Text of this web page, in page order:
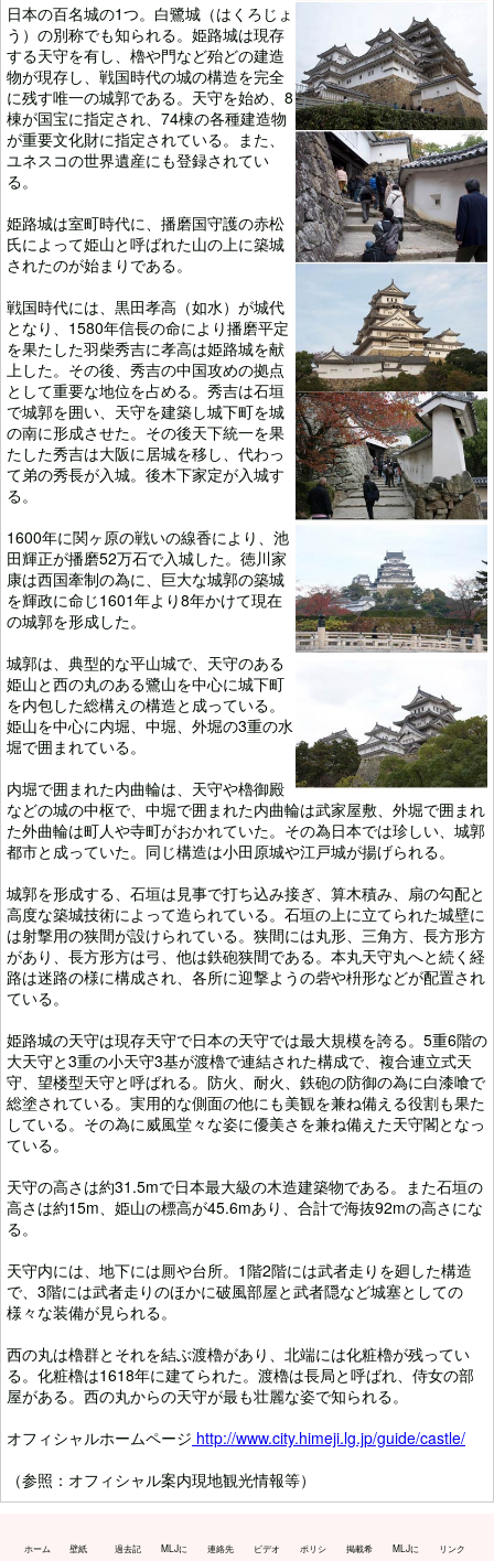
日本の百名城の1つ。白鷺城（はくろじょ
う）の別称でも知られる。姫路城は現存
する天守を有し、櫓や門など殆どの建造
物が現存し、戦国時代の城の構造を完全
に残す唯一の城郭である。天守を始め、8
棟が国宝に指定され、74棟の各種建造物
が重要文化財に指定されている。また、
ユネスコの世界遺産にも登録されてい
る。
姫路城は室町時代に、播磨国守護の赤松
氏によって姫山と呼ばれた山の上に築城
されたのが始まりである。
戦国時代には、黒田孝高（如水）が城代
となり、1580年信長の命により播磨平定
を果たした羽柴秀吉に孝高は姫路城を献
上した。その後、秀吉の中国攻めの拠点
として重要な地位を占める。秀吉は石垣
で城郭を囲い、天守を建築し城下町を城
の南に形成させた。その後天下統一を果
たした秀吉は大阪に居城を移し、代わっ
て弟の秀長が入城。後木下家定が入城す
る。
1600年に関ヶ原の戦いの線香により、池
田輝正が播磨52万石で入城した。徳川家
康は西国牽制の為に、巨大な城郭の築城
を輝政に命じ1601年より8年かけて現在
の城郭を形成した。
城郭は、典型的な平山城で、天守のある
姫山と西の丸のある鷺山を中心に城下町
を内包した総構えの構造と成っている。
姫山を中心に内堀、中堀、外堀の3重の水
堀で囲まれている。
内堀で囲まれた内曲輪は、天守や櫓御殿
などの城の中枢で、中堀で囲まれた内曲輪は武家屋敷、外堀で囲まれ
た外曲輪は町人や寺町がおかれていた。その為日本では珍しい、城郭
都市と成っていた。同じ構造は小田原城や江戸城が揚げられる。
城郭を形成する、石垣は見事で打ち込み接ぎ、算木積み、扇の勾配と
高度な築城技術によって造られている。石垣の上に立てられた城壁に
は射撃用の狭間が設けられている。狭間には丸形、三角方、長方形方
があり、長方形方は弓、他は鉄砲狭間である。本丸天守丸へと続く経
路は迷路の様に構成され、各所に迎撃ようの砦や枡形などが配置され
ている。
姫路城の天守は現存天守で日本の天守では最大規模を誇る。5重6階の
大天守と3重の小天守3基が渡櫓で連結された構成で、複合連立式天
守、望楼型天守と呼ばれる。防火、耐火、鉄砲の防御の為に白漆喰で
総塗されている。実用的な側面の他にも美観を兼ね備える役割も果た
している。その為に威風堂々な姿に優美さを兼ね備えた天守閣となっ
ている。
天守の高さは約31.5mで日本最大級の木造建築物である。また石垣の
高さは約15m、姫山の標高が45.6mあり、合計で海抜92mの高さにな
る。
天守内には、地下には厠や台所。1階2階には武者走りを廻した構造
で、3階には武者走りのほかに破風部屋と武者隠など城塞としての
様々な装備が見られる。
西の丸は櫓群とそれを結ぶ渡櫓があり、北端には化粧櫓が残ってい
る。化粧櫓は1618年に建てられた。渡櫓は長局と呼ばれ、侍女の部
屋がある。西の丸からの天守が最も壮麗な姿で知られる。
オフィシャルホームページ http://www.city.himeji.lg.jp/guide/castle/
（参照：オフィシャル案内現地観光情報等）
ホーム 壁紙 過去記 MLJに 連絡先 ビデオ ポリシ 掲載希 MLJに リンク